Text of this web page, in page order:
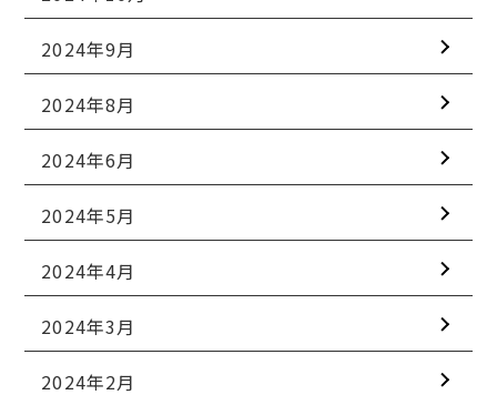
2024年9月
2024年8月
2024年6月
2024年5月
2024年4月
2024年3月
2024年2月